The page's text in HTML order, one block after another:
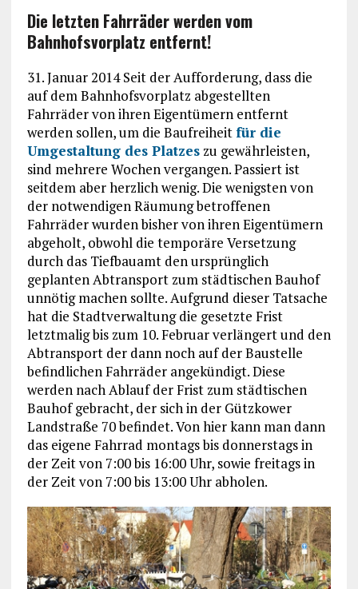
Die letzten Fahrräder werden vom
Bahnhofsvorplatz entfernt!
31. Januar 2014 Seit der Aufforderung, dass die
auf dem Bahnhofsvorplatz abgestellten
Fahrräder von ihren Eigentümern entfernt
werden sollen, um die Baufreiheitfür die
Umgestaltung des Platzeszu gewährleisten,
sind mehrere Wochen vergangen. Passiert ist
seitdem aber herzlich wenig. Die wenigsten von
der notwendigen Räumung betroffenen
Fahrräder wurden bisher von ihren Eigentümern
abgeholt, obwohl die temporäre Versetzung
durch das Tiefbauamt den ursprünglich
geplanten Abtransport zum städtischen Bauhof
unnötig machen sollte. Aufgrund dieser Tatsache
hat die Stadtverwaltung die gesetzte Frist
letztmalig bis zum 10. Februar verlängert und den
Abtransport der dann noch auf der Baustelle
befindlichen Fahrräder angekündigt. Diese
werden nach Ablauf der Frist zum städtischen
Bauhof gebracht, der sich in der Gützkower
Landstraße 70 befindet. Von hier kann man dann
das eigene Fahrrad montags bis donnerstags in
der Zeit von 7:00 bis 16:00 Uhr, sowie freitags in
der Zeit von 7:00 bis 13:00 Uhr abholen.